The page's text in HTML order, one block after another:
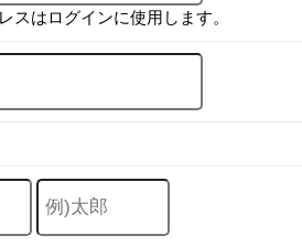
スはログインに使用します。